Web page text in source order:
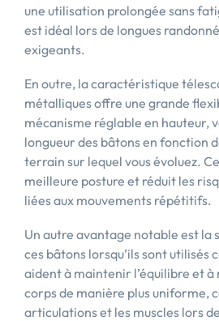
une utilisation prolongée sans
est idéal lors de longues
exigeants.
En outre, la caractéristique
métalliques offre une grande
mécanisme réglable en hauteur,
longueur des bâtons en fonction
terrain sur lequel vous évoluez.
meilleure posture et réduit les
liées aux mouvements répétitifs.
Un autre avantage notable est la
ces bâtons lorsqu’ils sont utilisés
aident à maintenir l’équilibre et
corps de manière plus uniforme,
articulations et les muscles lors